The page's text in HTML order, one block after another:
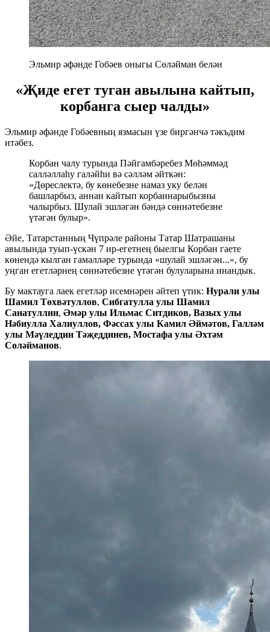
Эльмир әфәнде Гобәев оныгы Сөләйман белән
«Җиде егет туган авылына кайтып,
корбанга сыер чалды»
Эльмир әфәнде Гобәевның язмасын үзе биргәнчә тәкъдим
итәбез.
Корбан чалу турында Пәйгамбәребез Мөһәммәд
салләллаһу галәйһи вә сәлләм әйткән:
«Дөреслектә, бу көнебезне намаз уку белән
башларбыз, аннан кайтып корбаннарыбызны
чалырбыз. Шулай эшләгән бәндә сөннәтебезне
үтәгән булыр».
Әйе, Татарстанның Чүпрәле районы Татар Шатрашаны
авылында туып-үскән 7 ир-егетнең быелгы Корбан гаете
көнендә кылган гамәлләре турында «шулай эшләгән...», бу
уңган егетләрнең сөннәтебезне үтәгән булуларына инандык.
Бу мактауга лаек егетләр исемнәрен әйтеп үтик: Нурали улы
Шамил Төхвәтуллов, Сибгатулла улы Шамил
Санатуллин, Әмәр улы Ильмас Ситдиков, Вазых улы
Нәбиулла Халиуллов, Фәссах улы Камил Әймәтов, Галләм
улы Мәүледдин Тәҗеддинев, Мостафа улы Әхтәм
Сөләйманов.